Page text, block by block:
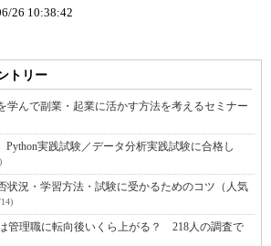
26 10:38:42
トリー
学んで副業・起業に活かす方法を考えるセミナー
Python実践試験／データ分析実践試験に合格し
状況・学習方法・試験に受かるためのコツ（人気
管理職に転向後いくら上がる？ 218人の調査で